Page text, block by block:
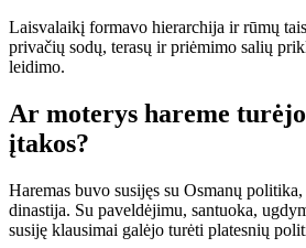
Laisvalaikį formavo hierarchija ir rūmų
privačių sodų, terasų ir priėmimo salių
leidimo.
Ar moterys hareme
įtakos?
Haremas buvo susijęs su Osmanų
dinastija. Su paveldėjimu, santuoka,
susiję klausimai galėjo turėti platesnių